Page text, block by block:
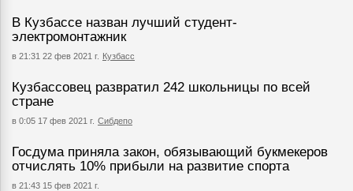
В Кузбассе назван лучший студент-
электромонтажник
в 21:31 22 фев 2021 г. Кузбасс
Кузбассовец развратил 242 школьницы по всей
стране
в 0:05 17 фев 2021 г. Сибдепо
Госдума приняла закон, обязывающий букмекеров
отчислять 10% прибыли на развитие спорта
в 21:43 15 фев 2021 г.